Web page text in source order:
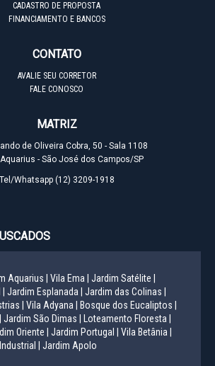
CADASTRO DE PROPOSTA
FINANCIAMENTO E BANCOS
CONTATO
AVALIE SEU CORRETOR
FALE CONOSCO
MATRIZ
de Oliveira Cobra, 50 - Sala 1108
- São José dos Campos/SP
Tel/Whatsapp (12) 3209-1918
Aquarius | Vila Ema |
Jardim Satélite |
Jardim Esplanada |
Jardim das Colinas |
|
Vila Adyana |
Bosque dos Eucaliptos |
Jardim São Dimas |
Loteamento Floresta |
Oriente | Jardim Portugal |
Vila Betânia |
| Jardim Apolo